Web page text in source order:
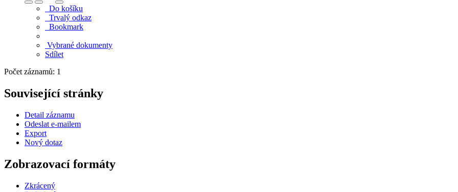
Do košíku
Trvalý odkaz
Bookmark
Vybrané dokumenty
Sdílet
Počet záznamů: 1
Související stránky
Detail záznamu
Odeslat e-mailem
Export
Nový dotaz
Zobrazovací formáty
Zkrácený